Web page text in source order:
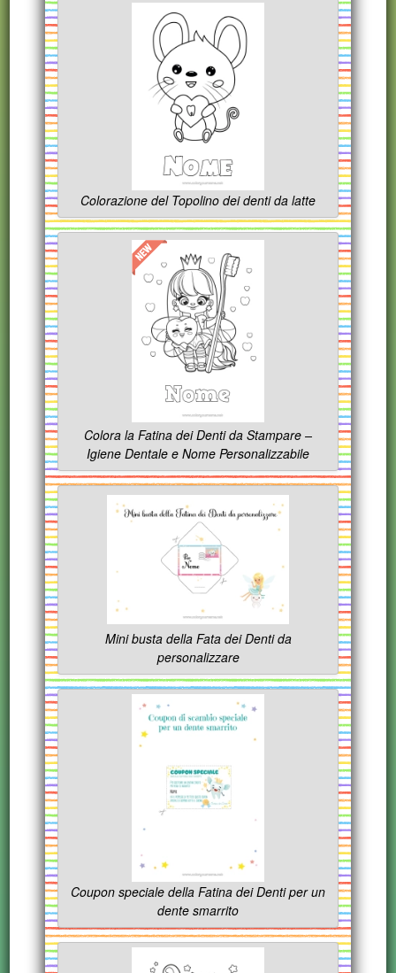
Colorazione del Topolino dei denti da latte
Colora la Fatina dei Denti da Stampare –
Igiene Dentale e Nome Personalizzabile
Mini busta della Fata dei Denti da
personalizzare
Coupon speciale della Fatina dei Denti per un
dente smarrito